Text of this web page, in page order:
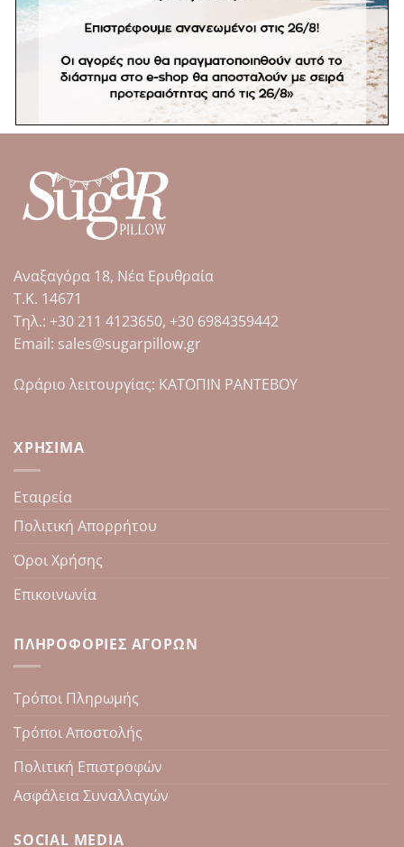
ΔΙΑΒΆΣΤΕ
ΠΕΡΙΣΣΌΤΕΡΑ
Αναξαγόρα 18, Νέα Ερυθραία
Τ.Κ. 14671
Tηλ.: +30 211 4123650, +30 6984359442
Email: sales@sugarpillow.gr
Ωράριο λειτουργίας: ΚΑΤΟΠΙΝ ΡΑΝΤΕΒΟΥ
ΧΡΉΣΙΜΑ
Εταιρεία
Πολιτική Απορρήτου
Όροι Χρήσης
Επικοινωνία
ΠΛΗΡΟΦΟΡΊΕΣ ΑΓΟΡΏΝ
Τρόποι Πληρωμής
Τρόποι Αποστολής
Πολιτική Επιστροφών
Ασφάλεια Συναλλαγών
SOCIAL MEDIA